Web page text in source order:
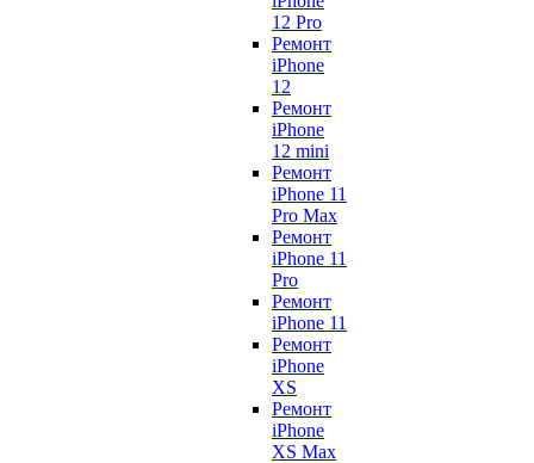
12 Pro
Ремонт
iPhone
12
Ремонт
iPhone
12 mini
Ремонт
iPhone 11
Pro Max
Ремонт
iPhone 11
Pro
Ремонт
iPhone 11
Ремонт
iPhone
XS
Ремонт
iPhone
XS Max